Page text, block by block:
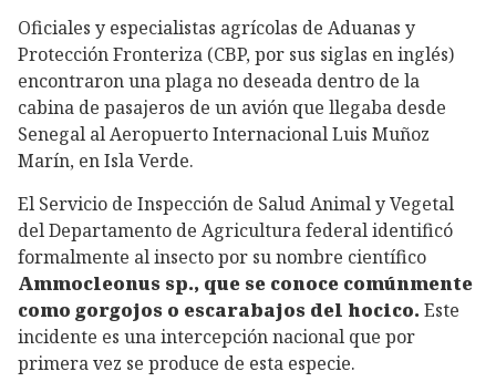
Oficiales y especialistas agrícolas de Aduanas y
Protección Fronteriza (CBP, por sus siglas en inglés)
encontraron una plaga no deseada dentro de la
cabina de pasajeros de un avión que llegaba desde
Senegal al Aeropuerto Internacional Luis Muñoz
Marín, en Isla Verde.
El Servicio de Inspección de Salud Animal y Vegetal
del Departamento de Agricultura federal identificó
formalmente al insecto por su nombre científico
Ammocleonus sp., que se conoce comúnmente
como gorgojos o escarabajos del hocico. Este
incidente es una intercepción nacional que por
primera vez se produce de esta especie.